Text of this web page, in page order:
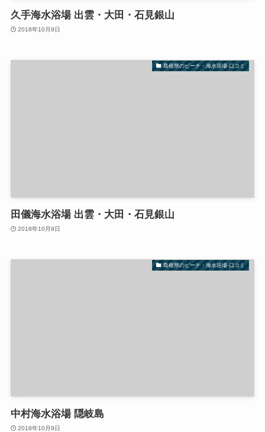
久手海水浴場 出雲・大田・石見銀山
2018年10月9日
島根県のビーチ・海水浴場-口コミ
田儀海水浴場 出雲・大田・石見銀山
2018年10月9日
島根県のビーチ・海水浴場-口コミ
中村海水浴場 隠岐島
2018年10月9日